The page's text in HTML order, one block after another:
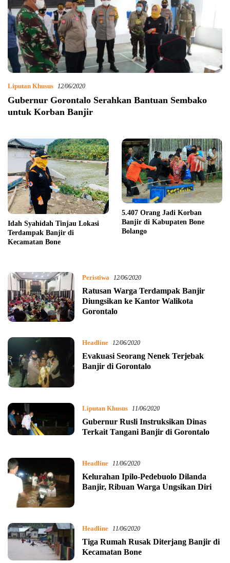
Liputan Khusus 12/06/2020
Gubernur Gorontalo Serahkan Bantuan Sembako
untuk Korban Banjir
Idah Syahidah Tinjau Lokasi
Terdampak Banjir di
Kecamatan Bone
5.407 Orang Jadi Korban
Banjir di Kabupaten Bone
Bolango
Peristiwa 12/06/2020
Ratusan Warga Terdampak Banjir
Diungsikan ke Kantor Walikota
Gorontalo
Headline 12/06/2020
Evakuasi Seorang Nenek Terjebak
Banjir di Gorontalo
Liputan Khusus 11/06/2020
Gubernur Rusli Instruksikan Dinas
Terkait Tangani Banjir di Gorontalo
Headline 11/06/2020
Kelurahan Ipilo-Pedebuolo Dilanda
Banjir, Ribuan Warga Ungsikan Diri
Headline 11/06/2020
Tiga Rumah Rusak Diterjang Banjir di
Kecamatan Bone